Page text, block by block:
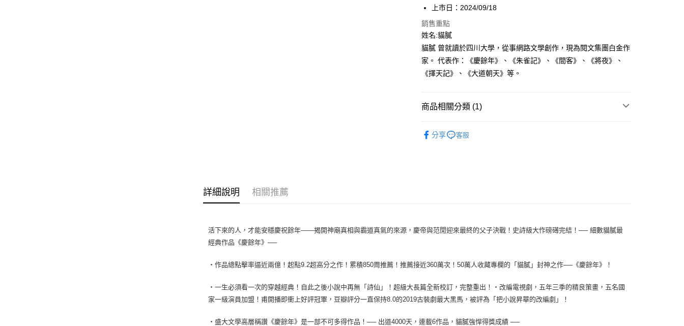
１．於結帳方式選擇「AFTEE先享後付」後，將跳轉至「AFTEE先享後
付」結帳頁面，進行簡訊認證並確認金額後，即可完成結帳。
３．收到繳費通知簡訊後14天內，點擊此簡訊中的連結，可透過四大超商
／ATM／網路銀行／等多元方式進行付款，方視為交易完成。
※ 請注意：結帳手續完成當下不需立刻繳費，但若您需要取消訂單，請聯
絡購買商品的店家。未經商家同意取消之訂單仍視為有效，需透過AFTEE
是否繳費成功／繳費後需取消欲退款等相關疑問，請聯繫「AFTEE先享後
【注意事項】
結果請求用戶進行身份認證。
動。
全家取貨付款
每筆NT$80，滿NT$500(含以上)免運費
每筆NT$80，滿NT$500(含以上)免運費
萊爾富取貨付款
付款後萊爾富取貨
7-11取貨付款
上市日：2024/09/18
銷售重點
姓名:貓膩
貓膩 曾就讀於四川大學，從事網路文學創作，現為閱文集團白金作
家。 代表作：《慶餘年》、《朱雀記》、《間客》、《將夜》、
《擇天記》、《大道朝天》等。
商品相關分類 (1)
分享
客服
詳細說明 相關推薦
活下來的人，才能安穩慶祝餘年——揭開神廟真相與霸道真氣的來源，慶帝與范閒迎來最終的父子決戰！史詩級大作磅礡完結！── 細數貓膩最
經典作品《慶餘年》──
‧作品總點擊率逼近兩億！起點9.2超高分之作！累積850周推薦！推薦接近360萬次！50萬人收藏專欄的「貓膩」封神之作──《慶餘年》！
‧一生必須看一次的穿越經典！自此之後小說中再無「詩仙」！超級大長篇全新校訂，完整重出！‧改編電視劇，五年三季的精良策畫，五名國
家一級演員加盟！甫開播即衝上好評冠軍，豆瓣評分一直保持8.0的2019古裝劇最大黑馬，被評為「把小說昇華的改編劇」！
‧盛大文學高層稱讚《慶餘年》是一部不可多得作品！── 出道4000天，連載6作品，貓膩強悍得獎成績 ──